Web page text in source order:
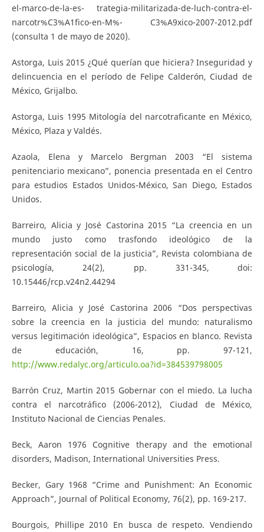
el-marco-de-la-es- trategia-militarizada-de-luch-contra-el-
narcotr%C3%A1fico-en-M%- C3%A9xico-2007-2012.pdf
(consulta 1 de mayo de 2020).
Astorga, Luis 2015 ¿Qué querían que hiciera? Inseguridad y
delincuencia en el período de Felipe Calderón, Ciudad de
México, Grijalbo.
Astorga, Luis 1995 Mitología del narcotraficante en México,
México, Plaza y Valdés.
Azaola, Elena y Marcelo Bergman 2003 “El sistema
penitenciario mexicano”, ponencia presentada en el Centro
para estudios Estados Unidos-México, San Diego, Estados
Unidos.
Barreiro, Alicia y José Castorina 2015 “La creencia en un
mundo justo como trasfondo ideológico de la
representación social de la justicia”, Revista colombiana de
psicología, 24(2), pp. 331-345, doi:
10.15446/rcp.v24n2.44294
Barreiro, Alicia y José Castorina 2006 “Dos perspectivas
sobre la creencia en la justicia del mundo: naturalismo
versus legitimación ideológica”, Espacios en blanco. Revista
de educación, 16, pp. 97-121,
http://www.redalyc.org/articulo.oa?id=384539798005
Barrón Cruz, Martin 2015 Gobernar con el miedo. La lucha
contra el narcotráfico (2006-2012), Ciudad de México,
Instituto Nacional de Ciencias Penales.
Beck, Aaron 1976 Cognitive therapy and the emotional
disorders, Madison, International Universities Press.
Becker, Gary 1968 “Crime and Punishment: An Economic
Approach”, Journal of Political Economy, 76(2), pp. 169-217.
Bourgois, Phillipe 2010 En busca de respeto. Vendiendo